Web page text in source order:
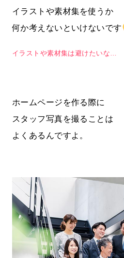
イラストや素材集を使うか
何か考えないといけないです
イラストや素材集は避けたいな…
ホームページを作る際に
スタッフ写真を撮ることは
よくあるんですよ。